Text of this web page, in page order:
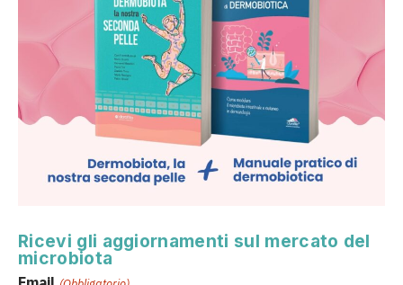
Ricevi gli aggiornamenti sul mercato del
microbiota